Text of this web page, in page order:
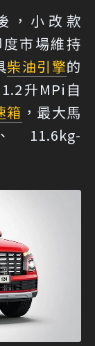
，小改款
市場維持
柴油引擎的
升MPi自
箱 ，最大馬
11.6kg-